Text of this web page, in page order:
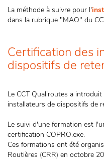
La méthode à suivre pour l'
dans la rubrique "MAO" du
Certification des
dispositifs de
Le CCT Qualiroutes a
installateurs de dispositifs de
Le suivi d'une formation est
certification COPRO.exe.
Ces formations ont été
Routières (CRR) en octobre